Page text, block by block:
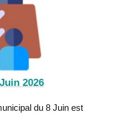
2026
du 8 Juin est